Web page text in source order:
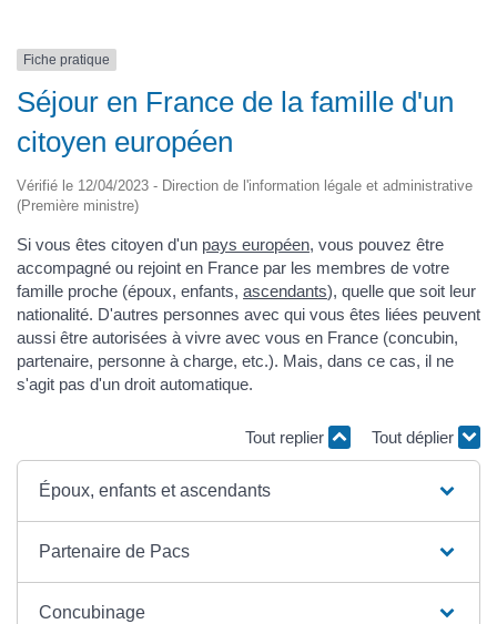
Fiche pratique
Séjour en France de la famille d'un
citoyen européen
Vérifié le 12/04/2023 - Direction de l'information légale et administrative
(Première ministre)
Si vous êtes citoyen d'un pays européen, vous pouvez être
accompagné ou rejoint en France par les membres de votre
famille proche (époux, enfants, ascendants), quelle que soit leur
nationalité. D'autres personnes avec qui vous êtes liées peuvent
aussi être autorisées à vivre avec vous en France (concubin,
partenaire, personne à charge, etc.). Mais, dans ce cas, il ne
s'agit pas d'un droit automatique.
Tout replier Tout déplier
Époux, enfants et ascendants
Partenaire de Pacs
Concubinage